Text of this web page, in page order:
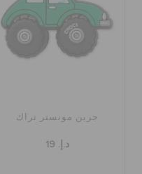
جرين مونستر تراك
د.إ. 19